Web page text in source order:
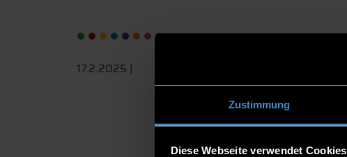
Zustimmung
Diese Webseite verwendet Cookies
17.2.2025 |